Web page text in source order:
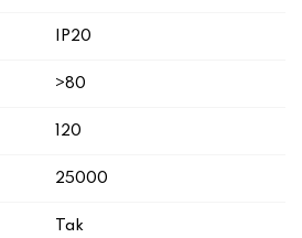
IP20
>80
120
25000
Tak